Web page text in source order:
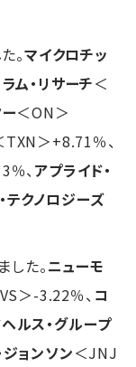
。マイクロチッ
ラム・リサーチ＜
＜ON＞
TXN＞+8.71％、
、アプライド・
テクノロジーズ
た。ニューモ
＞-3.22％、 コ
ルス・グループ
ジョンソン＜JNJ